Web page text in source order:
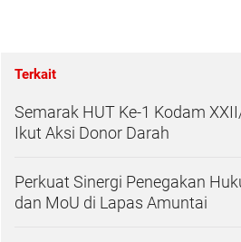
Terkait
Semarak HUT Ke-1 Kodam
Ikut Aksi Donor Darah
Perkuat Sinergi Penegakan
dan MoU di Lapas Amuntai